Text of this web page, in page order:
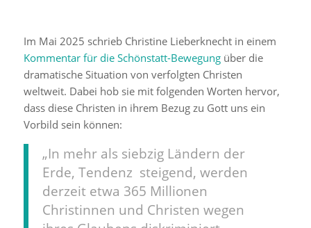
Im Mai 2025 schrieb Christine Lieberknecht in einem
Kommentar für die Schönstatt-Bewegungüber die
dramatische Situation von verfolgten Christen
weltweit. Dabei hob sie mit folgenden Worten hervor,
dass diese Christen in ihrem Bezug zu Gott uns ein
Vorbild sein können:
„In mehr als siebzig Ländern der
Erde, Tendenz steigend, werden
derzeit etwa 365 Millionen
Christinnen und Christen wegen